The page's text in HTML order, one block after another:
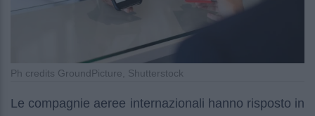
Ph credits GroundPicture, Shutterstock
Le compagnie aeree internazionali hanno risposto in